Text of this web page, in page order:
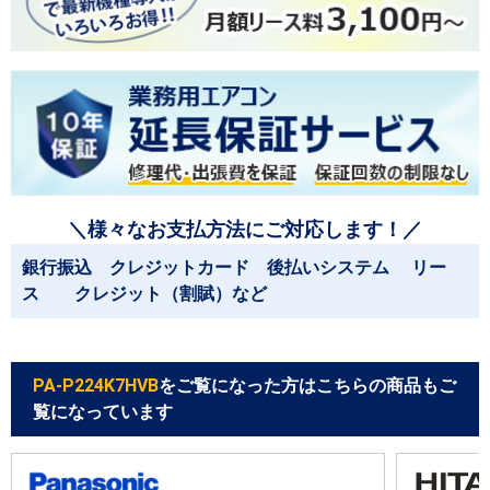
＼様々なお支払方法にご対応します！／
銀行振込 クレジットカード 後払いシステム リー
ス クレジット（割賦）など
PA-P224K7HVBをご覧になった方はこちらの商品もご
覧になっています